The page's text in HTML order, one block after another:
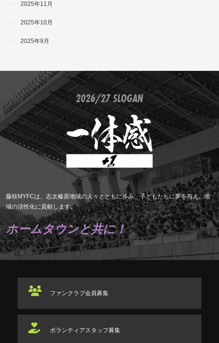
2025年11月
2025年10月
2025年9月
2026/27 SLOGAN
藤枝MYFCは、志太榛原地域の人々とともに歩み、子どもたちに夢を与え、地
域の活性化に貢献します。
ホームタウンと共に！
ファンクラブ会員募集
ボランティアスタッフ募集